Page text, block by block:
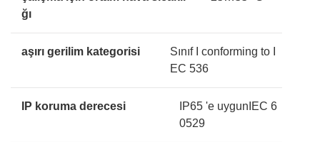
ğı
aşırı gerilim kategorisi
Sınıf I conforming to I
EC 536
IP koruma derecesi
IP65 'e uygunIEC 6
0529